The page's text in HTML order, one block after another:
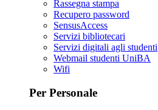
Rassegna stampa
Recupero password
SensusAccess
Servizi bibliotecari
Servizi digitali agli studenti
Webmail studenti UniBA
Wifi
Per Personale